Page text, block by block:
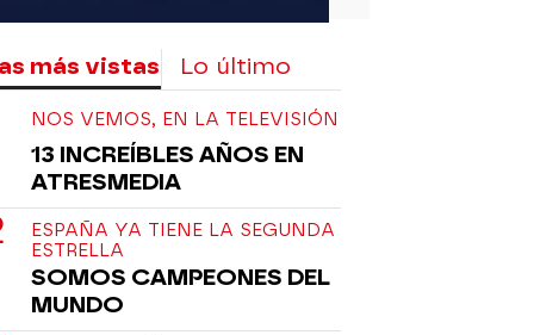
más vistas Lo último
NOS VEMOS, EN LA TELEVISIÓN
13 INCREÍBLES AÑOS EN
ATRESMEDIA
ESPAÑA YA TIENE LA SEGUNDA
ESTRELLA
SOMOS CAMPEONES DEL
MUNDO